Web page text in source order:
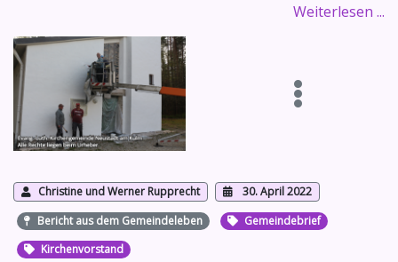
Weiterlesen ...
Christine und Werner Rupprecht
30. April 2022
Bericht aus dem Gemeindeleben
Gemeindebrief
Kirchenvorstand